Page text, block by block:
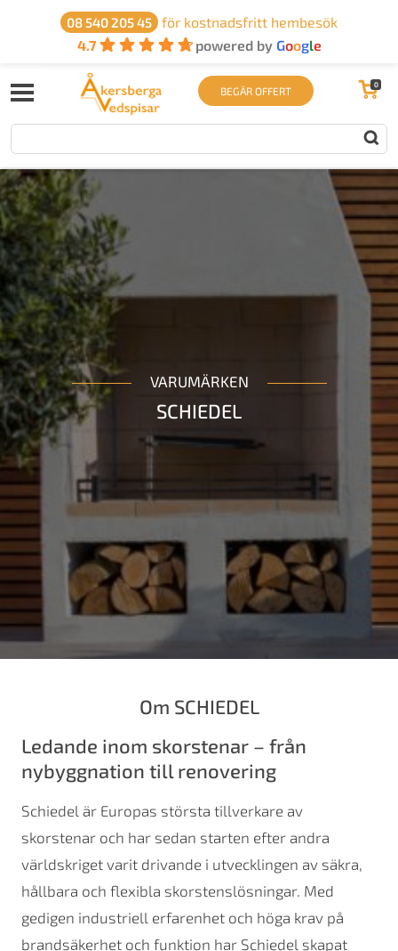
08 540 205 45
för kostnadsfritt hembesök
4.7
powered by Google
BEGÄR OFFERT 0
VARUMÄRKEN
SCHIEDEL
Om SCHIEDEL
Ledande inom skorstenar – från
nybyggnation till renovering
Schiedel är Europas största tillverkare av
skorstenar och har sedan starten efter andra
världskriget varit drivande i utvecklingen av säkra,
hållbara och flexibla skorstenslösningar. Med
gedigen industriell erfarenhet och höga krav på
brandsäkerhet och funktion har Schiedel skapat